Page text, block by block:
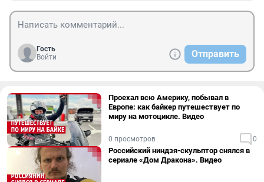
Гость
Войти
Отправить
Проехал всю Америку, побывал в
Европе: как байкер путешествует по
миру на мотоцикле. Видео
0 просмотров 0
Российский ниндзя-скульптор снялся в
сериале «Дом Дракона». Видео